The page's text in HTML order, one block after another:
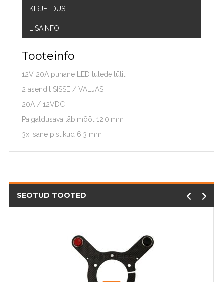
KIRJELDUS
LISAINFO
Tooteinfo
12V 20A punane LED tulede lüliti
2 asendit SISSE / VÄLJAS
20A / 12VDC
Paigaldusava läbimõõt 12,0 mm
3x isane pistikud 6,3 mm
SEOTUD TOOTED